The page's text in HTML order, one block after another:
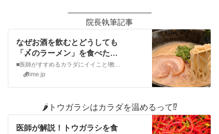
院長執筆記事
なぜお酒を飲むとどうしても
「〆のラーメン」を食べたく
なるのか？｜@DIME アットダ
イム
■医師がすすめるカラダにイイこと!教えてDr倉田忘年会や新年会、歓送迎会などお酒を飲む機会が増える季節ですね。飲んだ後の「締めラーメン」を食べる時の不思議な幸福感はたまりませんよね。今回は「締めラ...
dime.jp
🌶️トウガラシはカラダを温めるって⁉️
医師が解説！トウガラシを食